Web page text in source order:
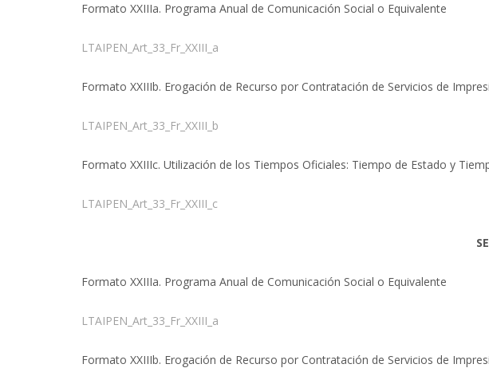
Formato XXIIIa. Programa Anual de Comunicación Social o Equivalente
LTAIPEN_Art_33_Fr_XXIII_a
Formato XXIIIb. Erogación de Recurso por Contratación de Servicios de
LTAIPEN_Art_33_Fr_XXIII_b
Formato XXIIIc. Utilización de los Tiempos Oficiales: Tiempo de Estado y
LTAIPEN_Art_33_Fr_XXIII_c
Formato XXIIIa. Programa Anual de Comunicación Social o Equivalente
LTAIPEN_Art_33_Fr_XXIII_a
Formato XXIIIb. Erogación de Recurso por Contratación de Servicios de